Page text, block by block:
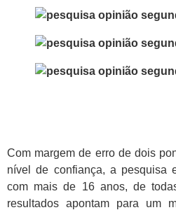
Com margem de erro de dois
nível de confiança, a pesquisa
com mais de 16 anos, de
resultados apontam para um